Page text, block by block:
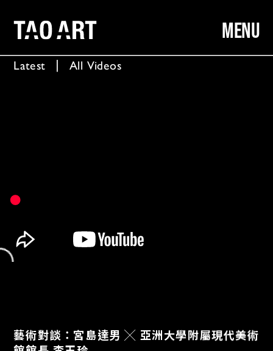
Latest All Videos
藝術對談：宮島達男 ╳ 亞洲大學附屬現代美術
MENU